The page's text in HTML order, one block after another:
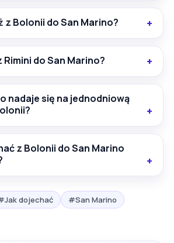
z Bolonii do San Marino?
do San Marino?
nadaje się na jednodniową
z Bolonii do San Marino
dojechać
#San Marino